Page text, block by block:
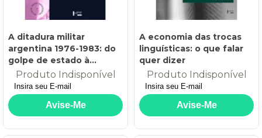
A ditadura militar
argentina 1976-1983: do
golpe de estado à
restauração democrática
Produto Indisponível
A economia das trocas
linguísticas: o que falar
quer dizer
Produto Indisponível